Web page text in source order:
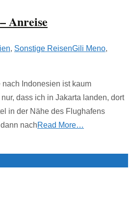
Anreise
, Sonstige ReisenGili Meno,
Indonesien ist kaum
dass ich in Jakarta landen, dort
in der Nähe des Flughafens
nachRead More…